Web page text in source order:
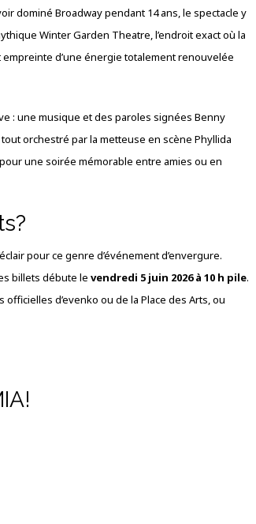
dominé Broadway pendant 14 ans, le spectacle y
Winter Garden Theatre, l’endroit exact où la
d’une énergie totalement renouvelée
: une musique et des paroles signées Benny
orchestré par la metteuse en scène Phyllida
une soirée mémorable entre amies ou en
pour ce genre d’événement d’envergure.
billets débute le vendredi 5 juin 2026 à 10 h pile.
d’evenko ou de la Place des Arts, ou